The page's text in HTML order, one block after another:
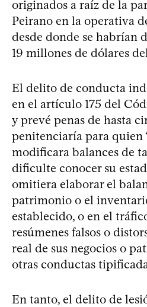
originados a raíz de la
Peirano en la operativa
desde donde se habrían
19 millones de dólares
El delito de conducta
en el artículo 175 del
y prevé penas de hasta
penitenciaría para quien
modificara balances de
dificulte conocer su
omitiera elaborar el
patrimonio o el
establecido, o en el
resúmenes falsos o
real de sus negocios o
otras conductas
En tanto, el delito de